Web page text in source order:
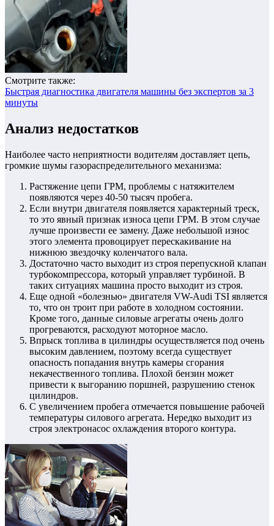
Смотрите также:
Быстрая диагностика двигателя машины без экспертов за 3
минуты
Анализ недостатков
Наиболее часто неприятности водителям доставляет цепь,
громкие шумы газораспределительного механизма:
Растяжение цепи ГРМ, проблемы с натяжителем
появляются через 40-50 тысяч пробега.
Если внутри двигателя появляется характерный треск,
то это явный признак износа цепи ГРМ. В этом случае
лучше произвести ее замену. Даже небольшой износ
этого элемента провоцирует перескакивание на
нижнюю звездочку коленчатого вала.
Достаточно часто выходит из строя перепускной клапан
турбокомпрессора, который управляет турбиной. В
таких ситуациях машина просто выходит из строя.
Еще одной «болезнью» двигателя VW-Audi TSI является
то, что он троит при работе в холодном состоянии.
Кроме того, данные силовые агрегаты очень долго
прогреваются, расходуют моторное масло.
Впрыск топлива в цилиндры осуществляется под очень
высоким давлением, поэтому всегда существует
опасность попадания внутрь камеры сгорания
некачественного топлива. Плохой бензин может
привести к выгоранию поршней, разрушению стенок
цилиндров.
С увеличением пробега отмечается повышение рабочей
температуры силового агрегата. Нередко выходит из
строя электронасос охлаждения второго контура.